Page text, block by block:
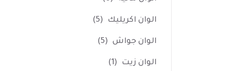
الوان اكريليك (5)
الوان جواش (5)
الوان زيت (1)